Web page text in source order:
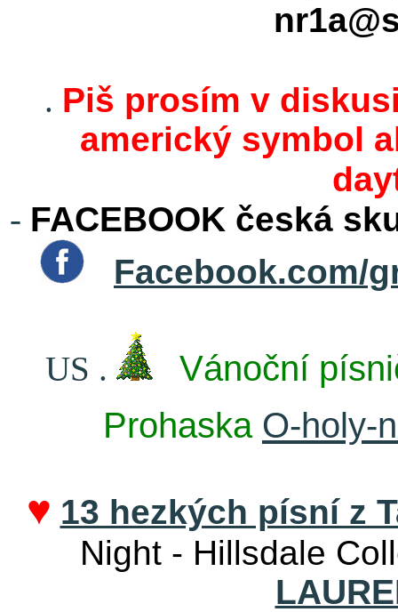
. Piš prosím v
americký symbol
- FACEBOOK česká
Facebook.com/
US .
Vánoční
Prohaska O-holy-
♥ 13 hezkých písní z
Night - Hillsdale